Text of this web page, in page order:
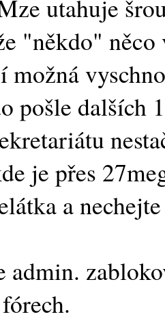
utahuje
"někdo" něco
možná
pošle dalších
je přes
a
admin.